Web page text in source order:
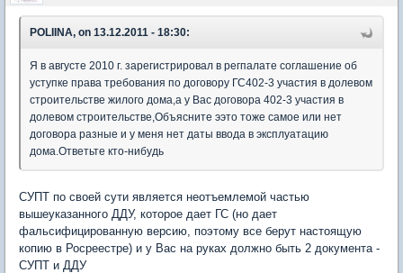
POLIINA, on 13.12.2011 - 18:30:
Я в августе 2010 г. зарегистрировал в регпалате соглашение об
уступке права требования по договору ГС402-3 участия в долевом
строительстве жилого дома,а у Вас договора 402-3 участия в
долевом строительстве,Объясните ээто тоже самое или нет
договора разные и у меня нет даты ввода в эксплуатацию
дома.Ответьте кто-нибудь
СУПТ по своей сути является неотъемлемой частью
вышеуказанного ДДУ, которое дает ГС (но дает
фальсифицированную версию, поэтому все берут настоящую
копию в Росреестре) и у Вас на руках должно быть 2 документа -
СУПТ и ДДУ